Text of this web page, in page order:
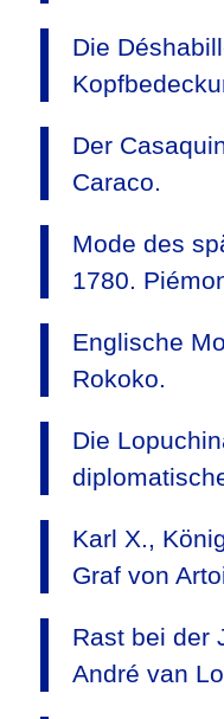
Die
Der
Caraco.
Mode des
1780.
Englische
Rokoko.
Die
Karl X.,
Graf von
Rast bei der
André van